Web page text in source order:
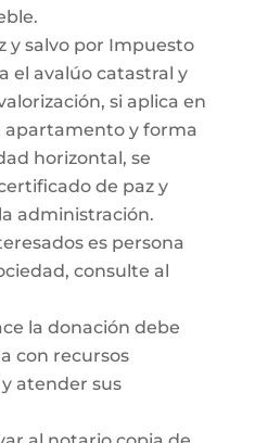
y salvo por Impuesto
el avalúo catastral y
si aplica en
apartamento y forma
horizontal, se
de paz y
administración.
es persona
consulte al
la donación debe
con recursos
atender sus